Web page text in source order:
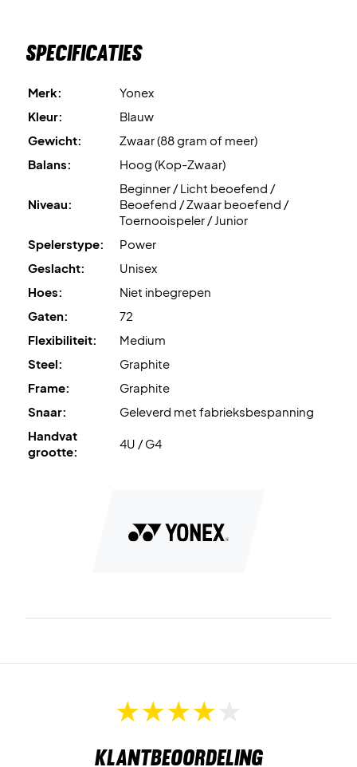
Specificaties
Merk:
Yonex
Kleur:
Blauw
Gewicht:
Zwaar (88 gram of meer)
Balans:
Hoog (Kop-Zwaar)
Niveau:
Beginner / Licht beoefend /
Beoefend / Zwaar beoefend /
Toernooispeler / Junior
Spelerstype:
Power
Geslacht:
Unisex
Hoes:
Niet inbegrepen
Gaten:
72
Flexibiliteit:
Medium
Steel:
Graphite
Frame:
Graphite
Snaar:
Geleverd met fabrieksbespanning
Handvat
grootte:
4U / G4
Klantbeoordeling